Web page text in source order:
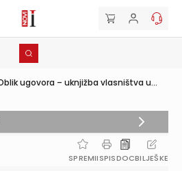
ugovora – uknjižba vlasništva u...
SPREMIISPISDOCBILJEŠKE